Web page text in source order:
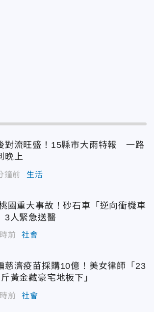
對流旺盛！15縣市大雨特報 一路
晚上
鐘前 生活
園重大事故！砂石車「逆向衝機車
3人緊急送醫
前 社會
慈濟疫苗採購10億！美女律師「23
黃金藏豪宅地板下」
前 社會